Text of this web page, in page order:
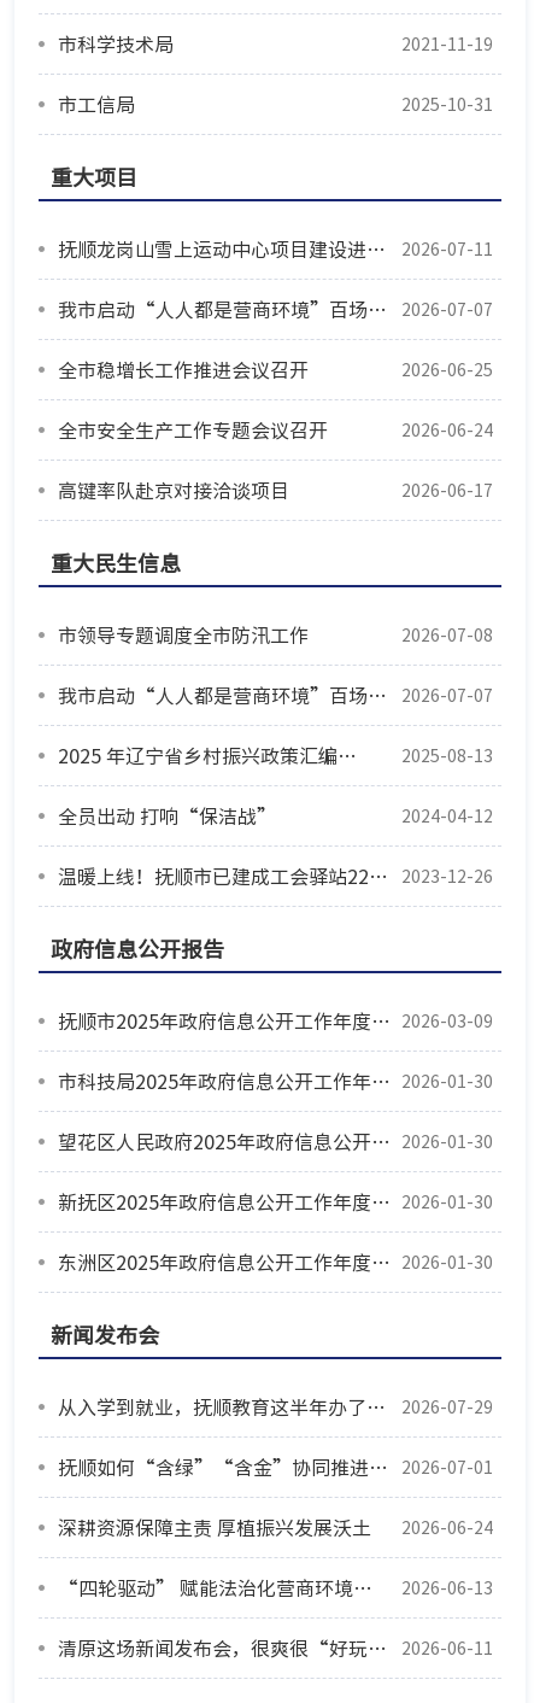
市科学技术局 2021-11-19
市工信局 2025-10-31
重大项目
抚顺龙岗山雪上运动中心项目建设进入冲刺阶段 2026-07-11
我市启动“人人都是营商环境”百场宣讲活动 2026-07-07
全市稳增长工作推进会议召开 2026-06-25
全市安全生产工作专题会议召开 2026-06-24
高键率队赴京对接洽谈项目 2026-06-17
重大民生信息
市领导专题调度全市防汛工作 2026-07-08
我市启动“人人都是营商环境”百场宣讲活动 2026-07-07
2025 年辽宁省乡村振兴政策汇编——重要农产品保供①粮食生产奖励和补贴类 2025-08-13
全员出动 打响“保洁战” 2024-04-12
温暖上线！抚顺市已建成工会驿站224个（附分布情况一览表） 2023-12-26
政府信息公开报告
抚顺市2025年政府信息公开工作年度报告 2026-03-09
市科技局2025年政府信息公开工作年度报告 2026-01-30
望花区人民政府2025年政府信息公开年度报告 2026-01-30
新抚区2025年政府信息公开工作年度报告 2026-01-30
东洲区2025年政府信息公开工作年度报告 2026-01-30
新闻发布会
从入学到就业，抚顺教育这半年办了这些实事 2026-07-29
抚顺如何“含绿”“含金”协同推进？这场新闻发布会讲透了 2026-07-01
深耕资源保障主责 厚植振兴发展沃土 2026-06-24
“四轮驱动” 赋能法治化营商环境建设 2026-06-13
清原这场新闻发布会，很爽很“好玩儿” 2026-06-11